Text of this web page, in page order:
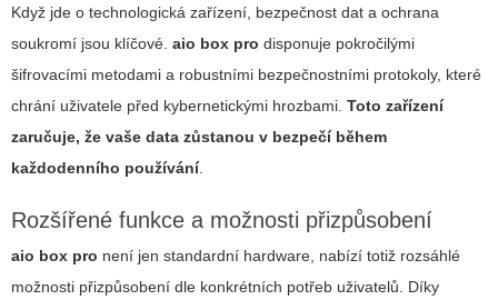
Když jde o technologická zařízení, bezpečnost dat a ochrana
soukromí jsou klíčové. aio box pro disponuje pokročilými
šifrovacími metodami a robustními bezpečnostními protokoly, které
chrání uživatele před kybernetickými hrozbami. Toto zařízení
zaručuje, že vaše data zůstanou v bezpečí během
každodenního používání.
Rozšířené funkce a možnosti přizpůsobení
aio box pro není jen standardní hardware, nabízí totiž rozsáhlé
možnosti přizpůsobení dle konkrétních potřeb uživatelů. Díky